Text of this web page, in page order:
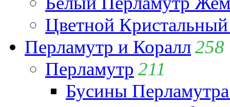
Цветной
Перламутр и Коралл258
Перламутр 211
Бусины